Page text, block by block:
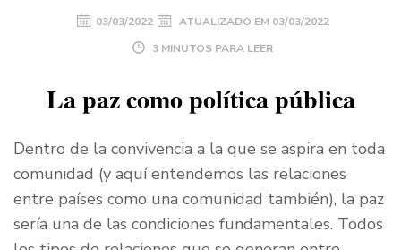
03/03/2022 ATUALIZADO EM 03/03/2022
3 MINUTOS PARA LEER
La paz como política pública
Dentro de la convivencia a la que se aspira en toda
comunidad (y aquí entendemos las relaciones
entre países como una comunidad también), la paz
sería una de las condiciones fundamentales. Todos